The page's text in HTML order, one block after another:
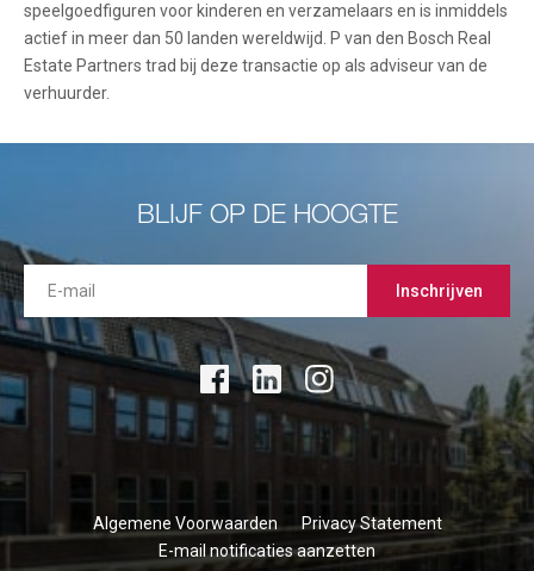
speelgoedfiguren voor kinderen en verzamelaars en is inmiddels
actief in meer dan 50 landen wereldwijd. P van den Bosch Real
Estate Partners trad bij deze transactie op als adviseur van de
verhuurder.
BLIJF OP DE HOOGTE
Inschrijven
Algemene Voorwaarden
Privacy Statement
E-mail notificaties aanzetten